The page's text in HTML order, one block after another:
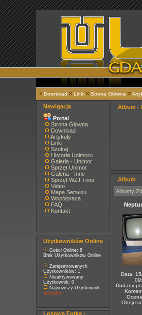
Download Linki Strona Główna
Nawigacja
Portal
Strona Główna
Download
Artykuły
Linki
Szukaj
Historia Unimoru
Galeria - Unimor
Sprzęt Unimor
Galeria - Inne
Sprzęt WZT i inni
Video
Mapa Serwisu
Współpraca
FAQ
Kontakt
Użytkowników Online
Gości Online: 8
Brak Użytkowników Online
Zarejestrowanych
Użytkowników: 1
Nieaktywowany
Użytkownik: 0
Najnowszy Użytkownik:
@stryker
Losowa Fotka -
Album -
Album
Albumy
Data:
Dodany